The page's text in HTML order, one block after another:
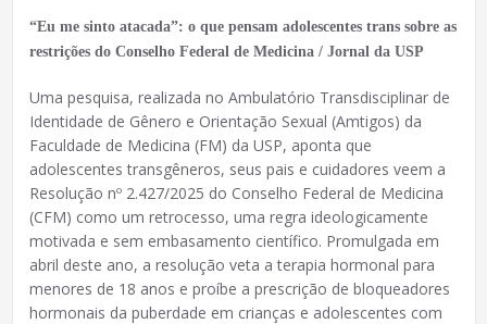
“Eu me sinto atacada”: o que pensam adolescentes trans sobre as
restrições do Conselho Federal de Medicina / Jornal da USP
Uma pesquisa, realizada no Ambulatório Transdisciplinar de
Identidade de Gênero e Orientação Sexual (Amtigos) da
Faculdade de Medicina (FM) da USP, aponta que
adolescentes transgêneros, seus pais e cuidadores veem a
Resolução nº 2.427/2025 do Conselho Federal de Medicina
(CFM) como um retrocesso, uma regra ideologicamente
motivada e sem embasamento científico. Promulgada em
abril deste ano, a resolução veta a terapia hormonal para
menores de 18 anos e proíbe a prescrição de bloqueadores
hormonais da puberdade em crianças e adolescentes com